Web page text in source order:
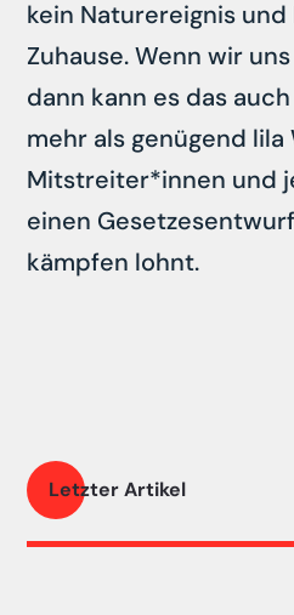
kein Naturereignis
Zuhause. Wenn wir
dann kann es das
mehr als genügend
Mitstreiter*innen und
einen
kämpfen lohnt.
Letzter Artikel